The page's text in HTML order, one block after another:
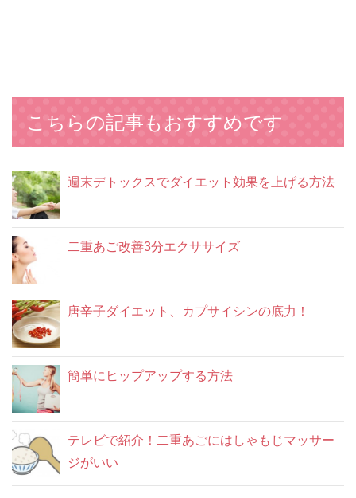
こちらの記事もおすすめです
週末デトックスでダイエット効果を上げる方法
二重あご改善3分エクササイズ
唐辛子ダイエット、カプサイシンの底力！
簡単にヒップアップする方法
テレビで紹介！二重あごにはしゃもじマッサー
ジがいい